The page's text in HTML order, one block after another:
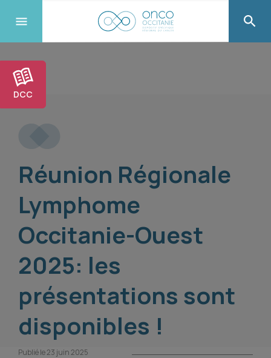
DCC
Réunion Régionale
Lymphome
Occitanie-Ouest
2025: les
présentations sont
disponibles !
Publié le 23 juin 2025